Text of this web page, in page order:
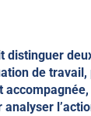
distinguer
de travail,